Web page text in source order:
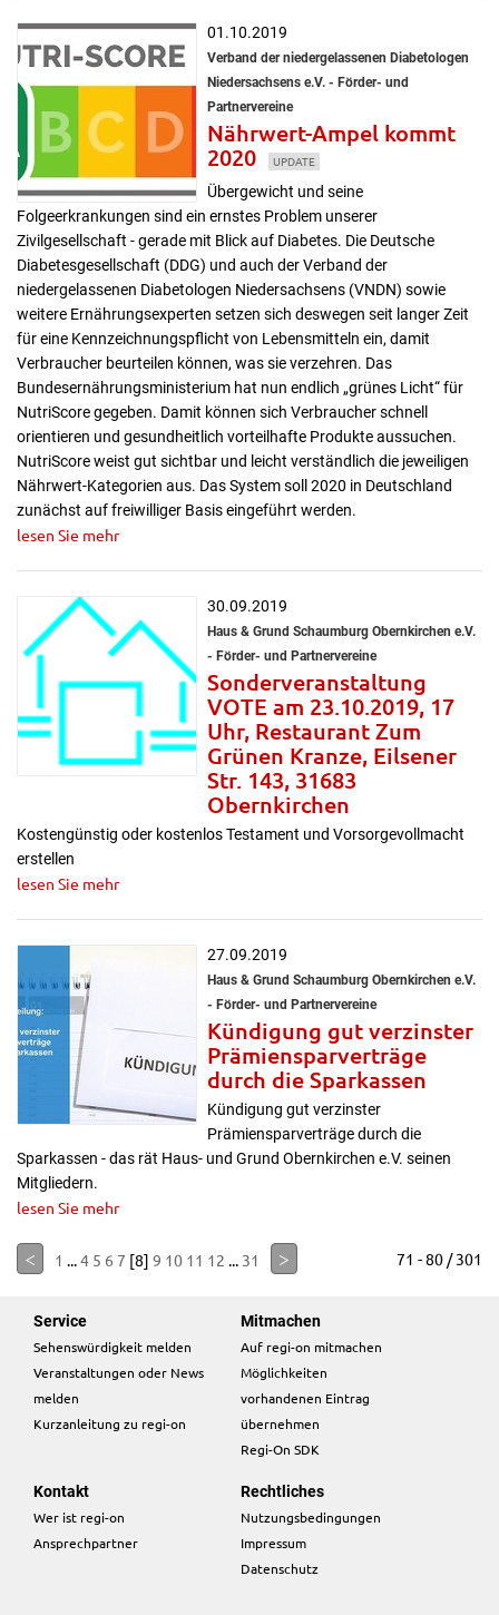
01.10.2019
Verband der niedergelassenen Diabetologen
Niedersachsens e.V. - Förder- und
Partnervereine
Nährwert-Ampel kommt
2020
UPDATE
Übergewicht und seine
Folgeerkrankungen sind ein ernstes Problem unserer
Zivilgesellschaft - gerade mit Blick auf Diabetes. Die Deutsche
Diabetesgesellschaft (DDG) und auch der Verband der
niedergelassenen Diabetologen Niedersachsens (VNDN) sowie
weitere Ernährungsexperten setzen sich deswegen seit langer Zeit
für eine Kennzeichnungspflicht von Lebensmitteln ein, damit
Verbraucher beurteilen können, was sie verzehren. Das
Bundesernährungsministerium hat nun endlich „grünes Licht“ für
NutriScore gegeben. Damit können sich Verbraucher schnell
orientieren und gesundheitlich vorteilhafte Produkte aussuchen.
NutriScore weist gut sichtbar und leicht verständlich die jeweiligen
Nährwert-Kategorien aus. Das System soll 2020 in Deutschland
zunächst auf freiwilliger Basis eingeführt werden.
lesen Sie mehr
30.09.2019
Haus & Grund Schaumburg Obernkirchen e.V.
- Förder- und Partnervereine
Sonderveranstaltung
VOTE am 23.10.2019, 17
Uhr, Restaurant Zum
Grünen Kranze, Eilsener
Str. 143, 31683
Obernkirchen
Kostengünstig oder kostenlos Testament und Vorsorgevollmacht
erstellen
lesen Sie mehr
27.09.2019
Haus & Grund Schaumburg Obernkirchen e.V.
- Förder- und Partnervereine
Kündigung gut verzinster
Prämiensparverträge
durch die Sparkassen
Kündigung gut verzinster
Prämiensparverträge durch die
Sparkassen - das rät Haus- und Grund Obernkirchen e.V. seinen
Mitgliedern.
lesen Sie mehr
< 1 ...4 5 6 7 [8] 9 10 11 12 ... 31 > 71 - 80 / 301
Service
Sehenswürdigkeit melden
Veranstaltungen oder News
melden
Kurzanleitung zu regi-on
Mitmachen
Auf regi-on mitmachen
Möglichkeiten
vorhandenen Eintrag
übernehmen
Regi-On SDK
Kontakt
Wer ist regi-on
Ansprechpartner
Rechtliches
Nutzungsbedingungen
Impressum
Datenschutz